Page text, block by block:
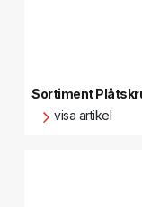
Sortiment
visa artikel